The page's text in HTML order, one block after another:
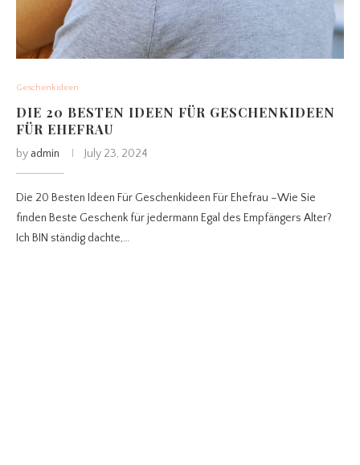
Geschenkideen
DIE 20 BESTEN IDEEN FÜR GESCHENKIDEEN
FÜR EHEFRAU
by admin July 23, 2024
Die 20 Besten Ideen Für Geschenkideen Für Ehefrau –Wie Sie
finden Beste Geschenk für jedermann Egal des Empfängers Alter?
Ich BIN ständig dachte,…